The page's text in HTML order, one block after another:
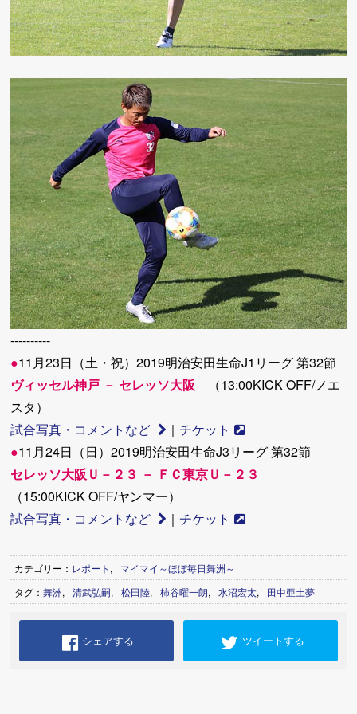
----------
●11月23日（土・祝）2019明治安田生命J1リーグ 第32節
ヴィッセル神戸 － セレッソ大阪 （13:00KICK OFF/ノエ
スタ）
試合写真・コメントなど
｜チケット
●11月24日（日）2019明治安田生命J3リーグ 第32節
セレッソ大阪Ｕ－２３ － ＦＣ東京Ｕ－２３
（15:00KICK OFF/ヤンマー）
試合写真・コメントなど
｜チケット
カテゴリー： レポート ,
マイマイ～ほぼ毎日舞洲～
タグ：舞洲, 清武弘嗣, 松田陸, 柿谷曜一朗, 水沼宏太, 田中亜土夢
シェアする ツイートする